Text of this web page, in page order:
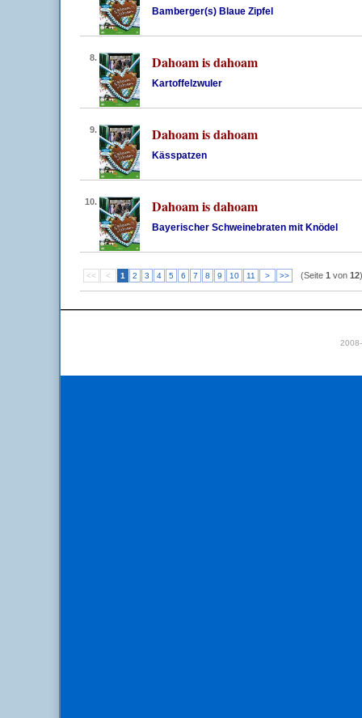
Bamberger(s) Blaue Zipfel
8. Dahoam is dahoam
Kartoffelzwuler
9. Dahoam is dahoam
Kässpatzen
10. Dahoam is dahoam
Bayerischer Schweinebraten mit Knödel
<< < 1 2 3 4 5 6 7 8 9 10 11 > >> (Seite 1 von 12)